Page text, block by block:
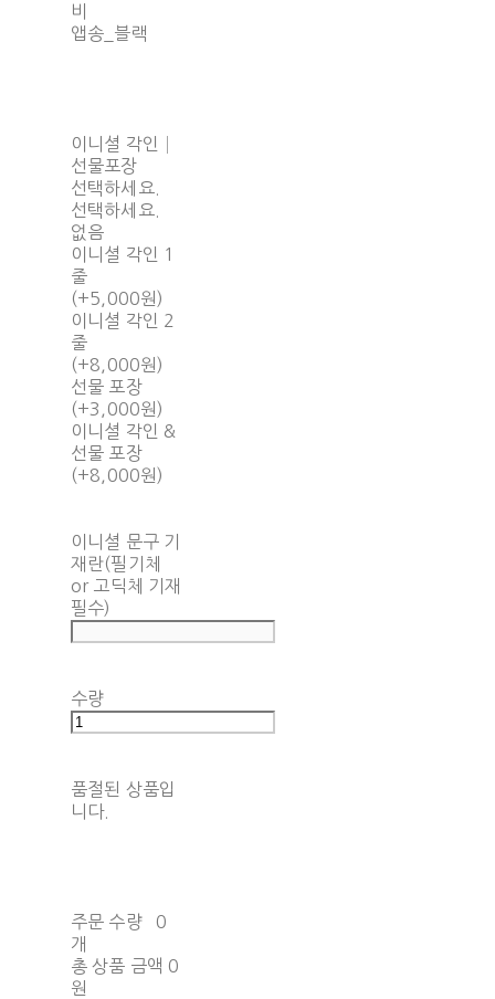
비
앱송_블랙
이니셜 각인│
선물포장
선택하세요.
선택하세요.
없음
이니셜 각인 1
줄
(+5,000원)
이니셜 각인 2
줄
(+8,000원)
선물 포장
(+3,000원)
이니셜 각인 &
선물 포장
(+8,000원)
이니셜 문구 기
재란(필기체
or 고딕체 기재
필수)
수량
품절된 상품입
니다.
주문 수량
0
개
총 상품 금액 0
원